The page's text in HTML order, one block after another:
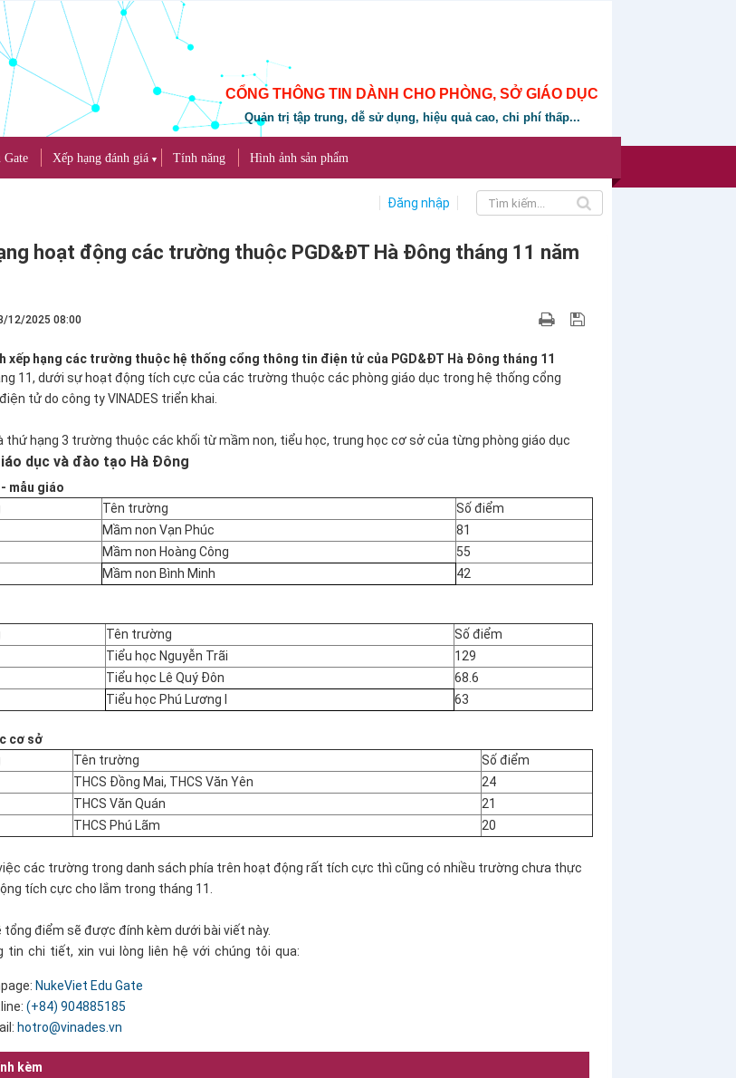
CỔNG THÔNG TIN DÀNH CHO PHÒNG, SỞ GIÁO DỤC
Quản trị tập trung, dễ sử dụng, hiệu quả cao, chi phí thấp...
Xếp hạng đánh giá ▼ Tính năng Hình ảnh sản phẩm
Đăng nhập
hoạt động các trường thuộc PGD&ĐT Hà Đông tháng 11 năm
12/2025 08:00
xếp hạng các trường thuộc hệ thống cổng thông tin điện tử của PGD&ĐT Hà Đông tháng 11
11, dưới sự hoạt động tích cực của các trường thuộc các phòng giáo dục trong hệ thống cổng
tử do công ty VINADES triển khai.
thứ hạng 3 trường thuộc các khối từ mầm non, tiểu học, trung học cơ sở của từng phòng giáo dục
dục và đào tạo Hà Đông
mẫu giáo
Tên trường
Số điểm
Mầm non Vạn Phúc
81
Mầm non Hoàng Công
55
Mầm non Bình Minh 42
Tên trường
Số điểm
Tiểu học Nguyễn Trãi
129
Tiểu học Lê Quý Đôn
68.6
Tiểu học Phú Lương I 63
cơ sở
Tên trường
Số điểm
THCS Đồng Mai, THCS Văn Yên
24
THCS Văn Quán
21
THCS Phú Lãm 20
các trường trong danh sách phía trên hoạt động rất tích cực thì cũng có nhiều trường chưa thực
tích cực cho lắm trong tháng 11.
tổng điểm sẽ được đính kèm dưới bài viết này.
tin chi tiết, xin vui lòng liên hệ với chúng tôi qua:
NukeViet Edu Gate
(+84)904885185
hotro@vinades.vn
kèm